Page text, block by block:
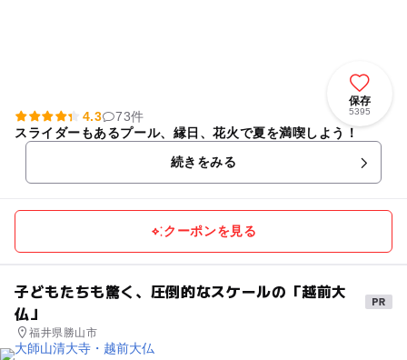
保存
5395
4.3
73件
スライダーもあるプール、縁日、花火で夏を満喫しよう！
続きをみる
クーポンを見る
子どもたちも驚く、圧倒的なスケールの「越前大
仏」
福井県勝山市